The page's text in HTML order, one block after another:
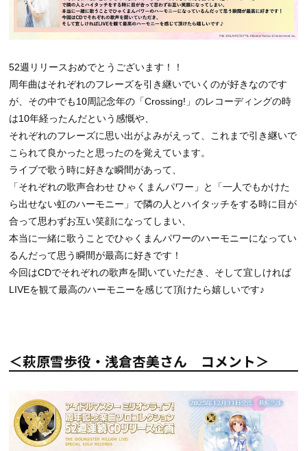
52週リリースおめでとうございます！！
周年曲はそれぞれのフレーズを引き継いでいくのが好きなのです
が、その中でも10周記念年の「Crossing!」のレコーディングの時
は10年経ったんだという感慨や、
それぞれのフレーズに思い出がよみがえって、これまで引き継いで
こられて良かったと思ったのを覚えています。
ライブで歌う時に好きな瞬間があって、
「それぞれの歌声合わせ ひゃくまんパワー」と「一人でもかけた
ら出せない虹のハーモニー」で隣の人とハイタッチをする時に目が
合って思わずお互い笑顔になってしまい、
本当に一緒に歌うことでひゃくまんパワーのハーモニーになってい
るんだって思う瞬間が最高に好きです！
今回はCDでそれぞれの歌声を聞いていただき、そして宜しければ
LIVEを観て最高のハーモニーを感じて頂けたら嬉しいです♪
＜萩原雪歩役・浅倉杏美さん コメント＞